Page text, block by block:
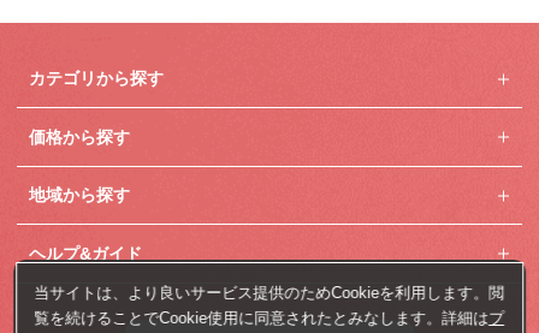
カテゴリから探す
価格から探す
地域から探す
ヘルプ&ガイド
当サイトは、より良いサービス提供のためCookieを利用します。閲
覧を続けることでCookie使用に同意されたとみなします。詳細はプ